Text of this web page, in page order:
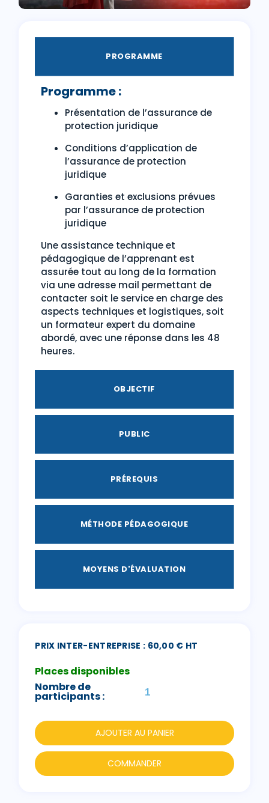
PROGRAMME
Programme :
Présentation de l’assurance de
protection juridique
Conditions d’application de
l’assurance de protection
juridique
Garanties et exclusions prévues
par l’assurance de protection
juridique
Une assistance technique et
pédagogique de l’apprenant est
assurée tout au long de la formation
via une adresse mail permettant de
contacter soit le service en charge des
aspects techniques et logistiques, soit
un formateur expert du domaine
abordé, avec une réponse dans les 48
heures.
OBJECTIF
PUBLIC
PRÉREQUIS
MÉTHODE PÉDAGOGIQUE
MOYENS D'ÉVALUATION
PRIX INTER-ENTREPRISE : 60,00 € HT
Places disponibles
Nombre de
participants :
AJOUTER AU PANIER
COMMANDER